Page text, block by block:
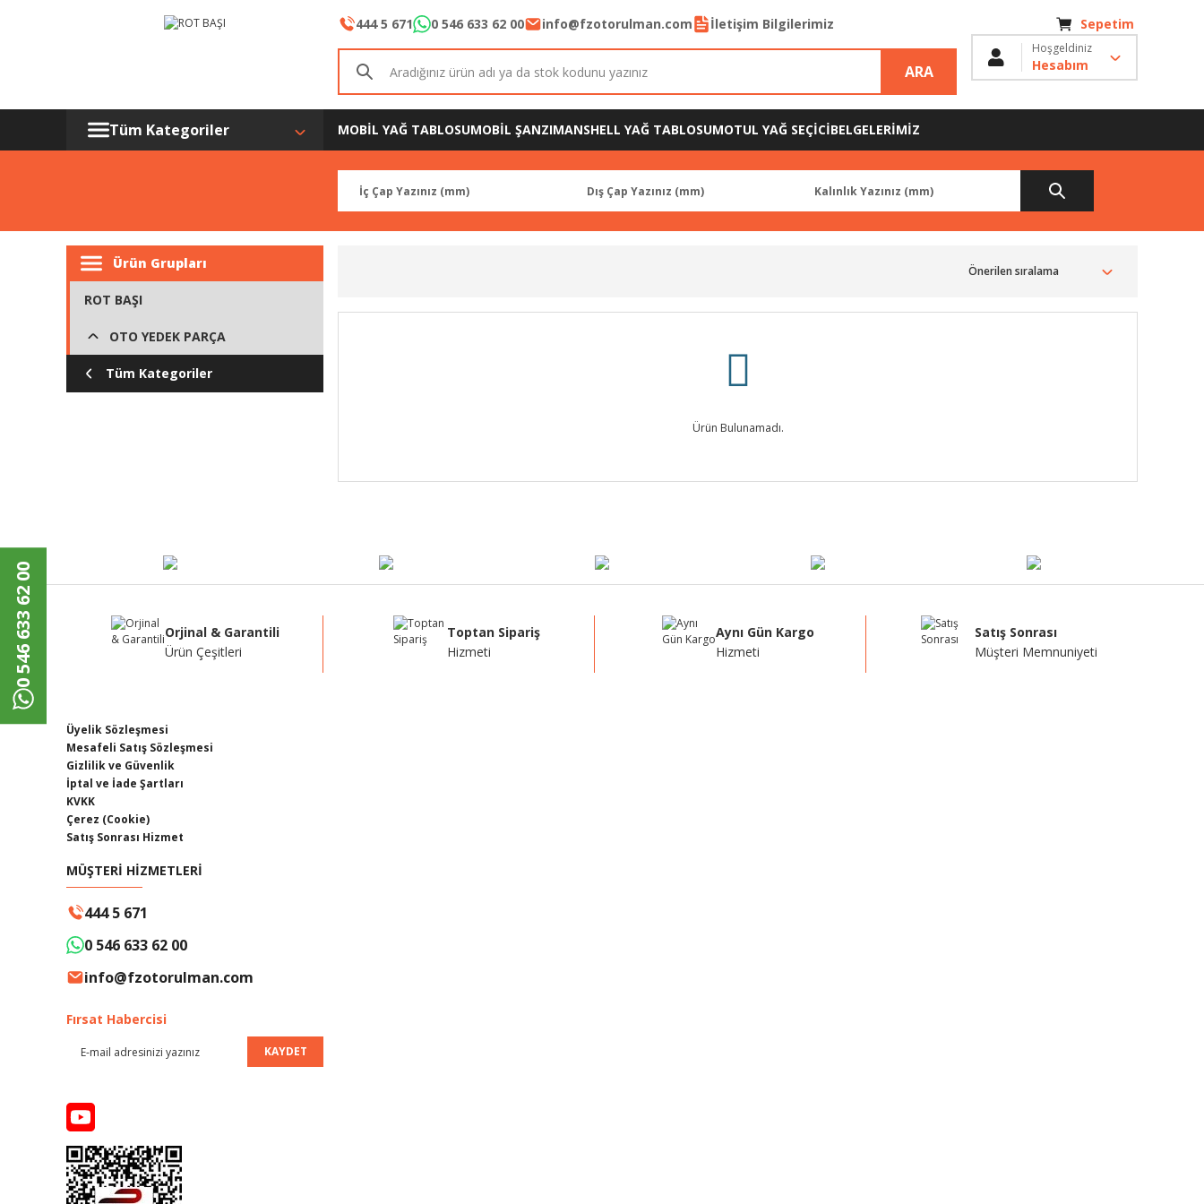
444 5 671 0 546 633 62 00 info@fzotorulman.com İletişim Bilgilerimiz
ARA
Sepetim
Hoşgeldiniz
Hesabım
Tüm Kategoriler MOBİL YAĞ TABLOSUMOBİL ŞANZIMANSHELL YAĞ TABLOSUMOTUL YAĞ SEÇİCİBELGELERİMİZ
Ürün Grupları
ROT BAŞI
OTO YEDEK PARÇA
Tüm Kategoriler
Ürün Bulunamadı.
Orjinal & Garantili
Ürün Çeşitleri
Toptan Sipariş
Hizmeti
Aynı Gün Kargo
Hizmeti
Satış Sonrası
Müşteri Memnuniyeti
Üyelik Sözleşmesi
Mesafeli Satış Sözleşmesi
Gizlilik ve Güvenlik
İptal ve İade Şartları
KVKK
Çerez (Cookie)
Satış Sonrası Hizmet
MÜŞTERİ HİZMETLERİ
444 5 671
0 546 633 62 00
info@fzotorulman.com
Fırsat Habercisi
KAYDET
0 546 633 62 00